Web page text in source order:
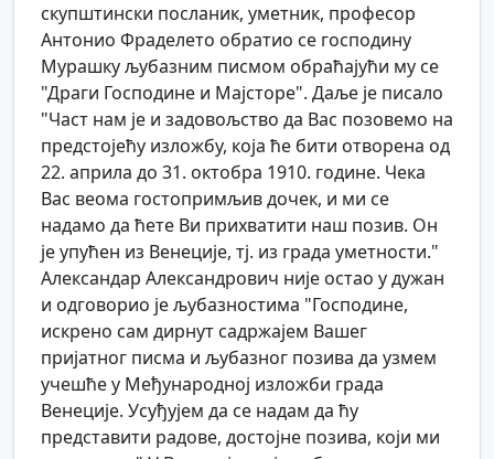
скупштински посланик, уметник, професор
Антонио Фраделето обратио се господину
Мурашку љубазним писмом обраћајући му се
"Драги Господине и Мајсторе". Даље је писало
"Част нам је и задовољство да Вас позовемо на
предстојећу изложбу, која ће бити отворена од
22. априла до 31. октобра 1910. године. Чека
Вас веома гостопримљив дочек, и ми се
надамо да ћете Ви прихватити наш позив. Он
је упућен из Венеције, тј. из града уметности."
Александар Александрович није остао у дужан
и одговорио је љубазностима "Господине,
искрено сам дирнут садржајем Вашег
пријатног писма и љубазног позива да узмем
учешће у Међународној изложби града
Венеције. Усуђујем да се надам да ћу
представити радове, достојне позива, који ми